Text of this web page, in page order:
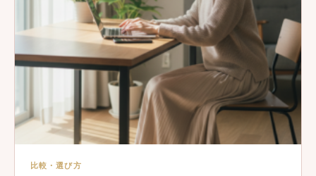
比較・選び方